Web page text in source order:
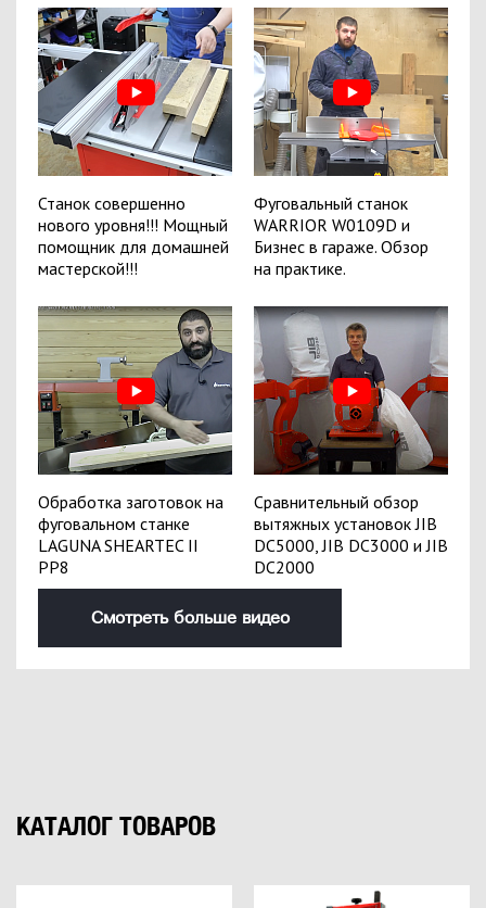
Станок совершенно
нового уровня!!! Мощный
помощник для домашней
мастерской!!!
Фуговальный станок
WARRIOR W0109D и
Бизнес в гараже. Обзор
на практике.
Обработка заготовок на
фуговальном станке
LAGUNA SHEARTEC II
PP8
Сравнительный обзор
вытяжных установок JIB
DC5000, JIB DC3000 и JIB
DC2000
Смотреть больше видео
КАТАЛОГ ТОВАРОВ